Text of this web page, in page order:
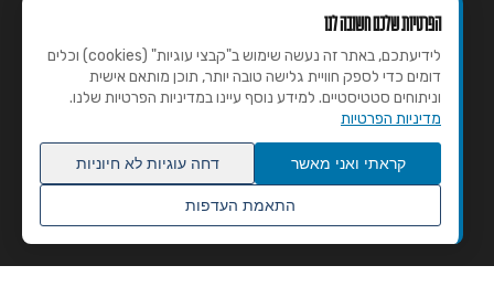
הפרטיות שלכם חשובה לנו
לידיעתכם, באתר זה נעשה שימוש ב"קבצי עוגיות" (cookies) וכלים
דומים כדי לספק חוויית גלישה טובה יותר, תוכן מותאם אישית
וניתוחים סטטיסטיים. למידע נוסף עיינו במדיניות הפרטיות שלנו.
מדיניות הפרטיות
קראתי ואני מאשר דחה עוגיות לא חיוניות
התאמת העדפות